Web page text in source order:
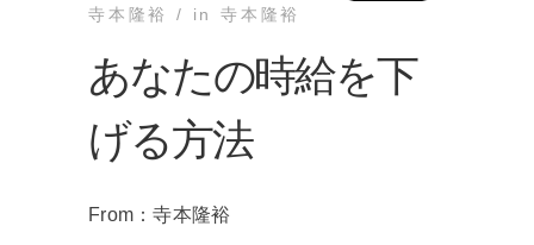
寺本隆裕 / in 寺本隆裕
あなたの時給を下
げる方法
From：寺本隆裕